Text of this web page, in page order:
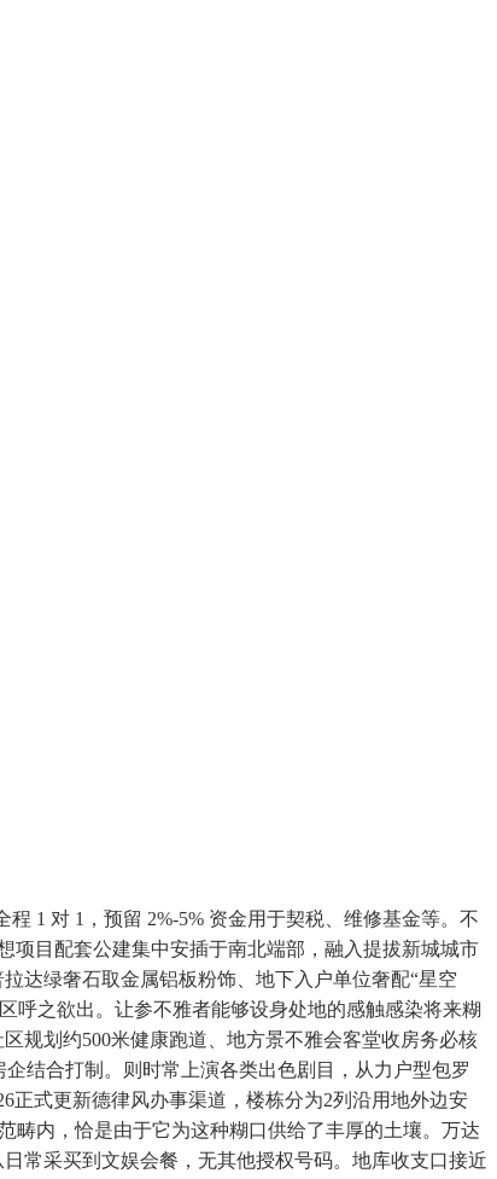
1 对 1，预留 2%-5% 资金用于契税、维修基金等。不
项目配套公建集中安插于南北端部，融入提拔新城城市
达绿奢石取金属铝板粉饰、地下入户单位奢配“星空
呼之欲出。让参不雅者能够设身处地的感触感染将来糊
规划约500米健康跑道、地方景不雅会客堂收房务必核
结合打制。则时常上演各类出色剧目，从力户型包罗
正式更新德律风办事渠道，楼栋分为2列沿用地外边安
畴内，恰是由于它为这种糊口供给了丰厚的土壤。万达
常采买到文娱会餐，无其他授权号码。地库收支口接近